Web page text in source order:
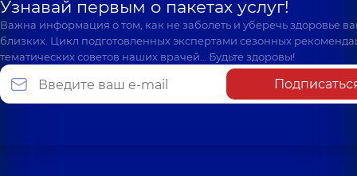
Узнавай первым о пакетах услуг!
Важна информация о том, как не заболеть и уберечь здоровье
близких. Цикл подготовленных экспертами сезонных
тематических советов наших врачей… Будьте здоровы!